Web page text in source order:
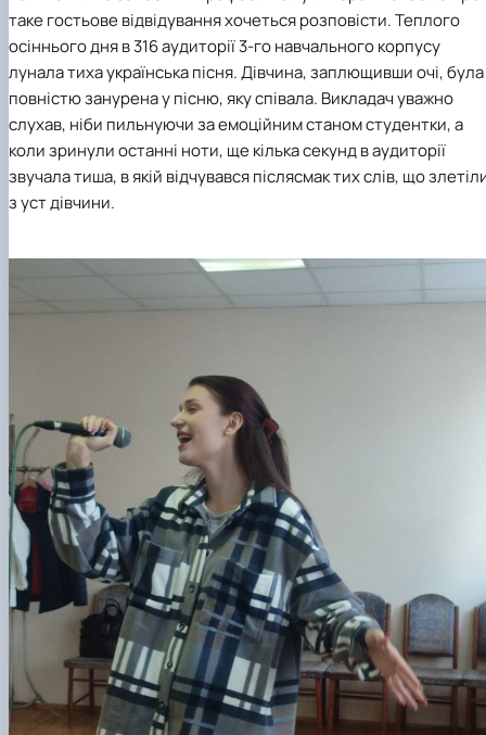
Гурток "Декоративна флористика"
Прес-студія "Ідеал"
Інструментальний ансамбль "Дивосвіт"
Мистецька студія "Вовняні мрії"
Тріо "ТоНіка"
таке гостьове відвідування хочеться розповісти. Теплого
осіннього дня в 316 аудиторії 3-го навчального корпусу
лунала тиха українська пісня. Дівчина, заплющивши очі, була
повністю занурена у пісню, яку співала. Викладач уважно
слухав, ніби пильнуючи за емоційним станом студентки, а
коли зринули останні ноти, ще кілька секунд в аудиторії
звучала тиша, в якій відчувався післясмак тих слів, що
з уст дівчини.